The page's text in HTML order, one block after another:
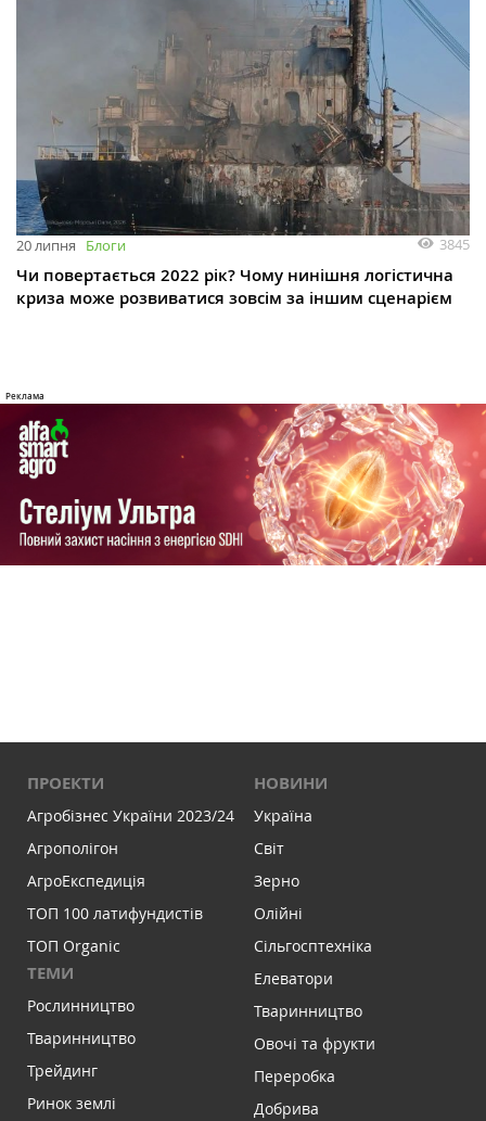
20 липня Блоги 3845
Чи повертається 2022 рік? Чому нинішня логістична
криза може розвиватися зовсім за іншим сценарієм
ПРОЕКТИ
Агробізнес України 2023/24
Агрополігон
АгроЕкспедиція
ТОП 100 латифундистів
ТОП Organic
ТЕМИ
Рослинництво
Тваринництво
Трейдинг
Ринок землі
НОВИНИ
Україна
Світ
Зерно
Олійні
Сільгосптехніка
Елеватори
Тваринництво
Овочі та фрукти
Переробка
Добрива